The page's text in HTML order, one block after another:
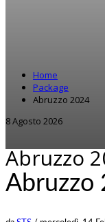
Home
Package
Abruzzo 2024
8 Agosto 2026
Abruzzo
Abruzzo